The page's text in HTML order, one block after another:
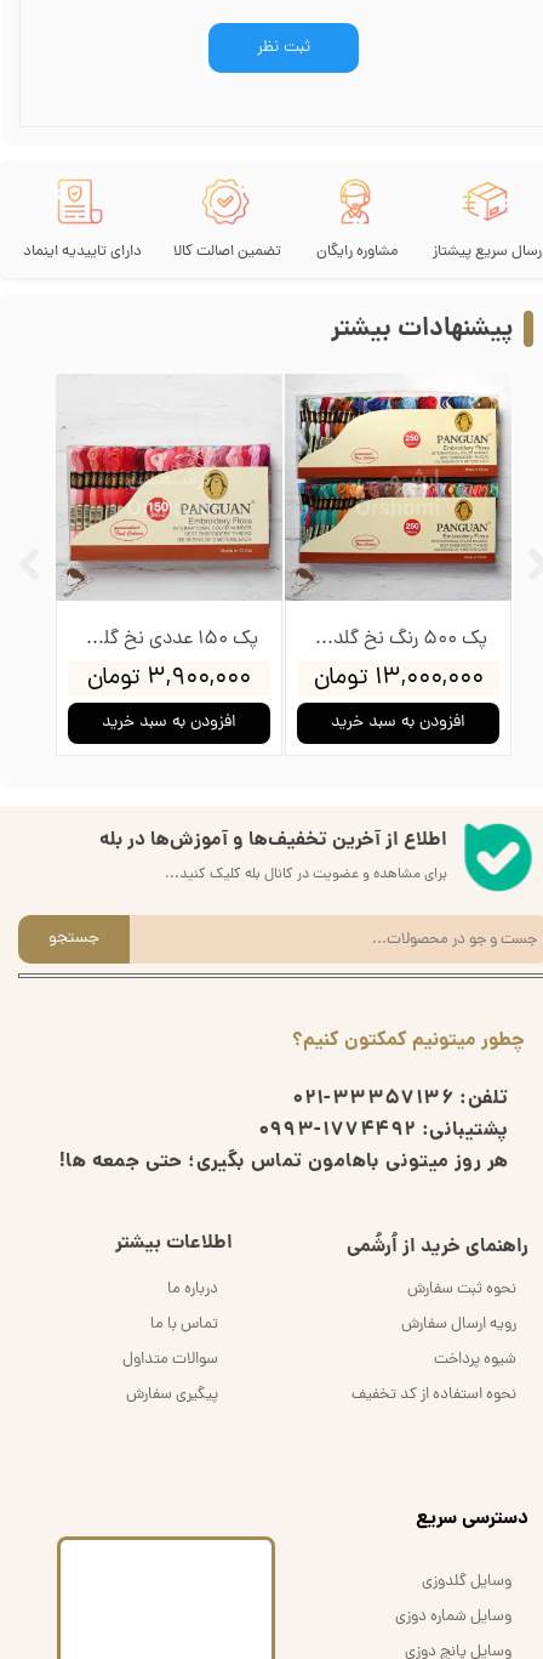
ثبت نظر
تضمین اصالت کالا مشاوره رایگان سریع پیشتاز دارای تاییدیه اینماد
پک 150 عددی نخ گلدوزی پنگوئن
۳,۹۰۰,۰۰۰ تومان
افزودن به سبد خرید
پک 500 رنگ نخ گلدوزی پنگوئن
۱۳,۰۰۰,۰۰۰ تومان
افزودن به سبد خرید
پیشنهادات بیشتر
چطور میتونیم کمکتون کنیم؟
تلفن: 33357136-021
پشتیبانی: 1774492-0993
هر روز میتونی باهامون تماس بگیری؛ حتی جمعه ها!
راهنمای خرید از اُرشُمی
نحوه ثبت سفارش
رویه ارسال سفارش
شیوه پرداخت
نحوه استفاده از کد تخفیف
اطلاعات بیشتر
درباره ما
تماس با ما
سوالات متداول
پیگیری سفارش
اطلاع از آخرین تخفیف‌ها و آموزش‌ها در بله
برای مشاهده و عضویت در کانال بله کلیک کنید...
جستجو
​دسترسی سریع
وسایل گلدوزی
وسایل شماره دوزی
وسایل پانچ دوزی